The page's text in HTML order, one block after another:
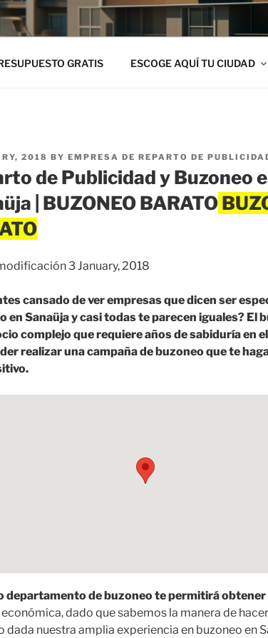
GRATIS ESCOGE AQUÍ TU CIUDAD
2018 BY EMPRESA DE REPARTO DE
de Publicidad y Buzoneo
| BUZONEO BARATO
3 January, 2018
cansado de ver empresas que dicen ser
en Sanaüja y casi todas te parecen iguales? El
complejo que requiere años de sabiduría en
realizar una campaña de buzoneo que te
departamento de buzoneo te permitirá
dado que sabemos la manera de
dada nuestra amplia experiencia en buzoneo en